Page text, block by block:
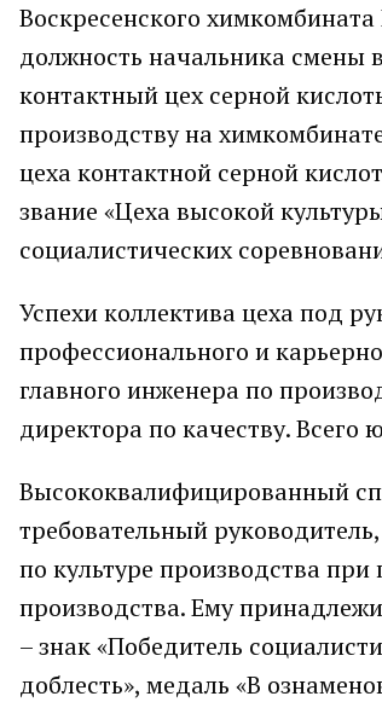
Воскресенского
должность начальника смены
контактный цех серной
производству на
цеха контактной серной
звание «Цеха высокой
социалистических
Успехи коллектива цеха под
профессионального и
главного инженера по
директора по качеству. Всего
Высококвалифицированный
требовательный
по культуре производства
производства. Ему
– знак «Победитель
доблесть», медаль «В